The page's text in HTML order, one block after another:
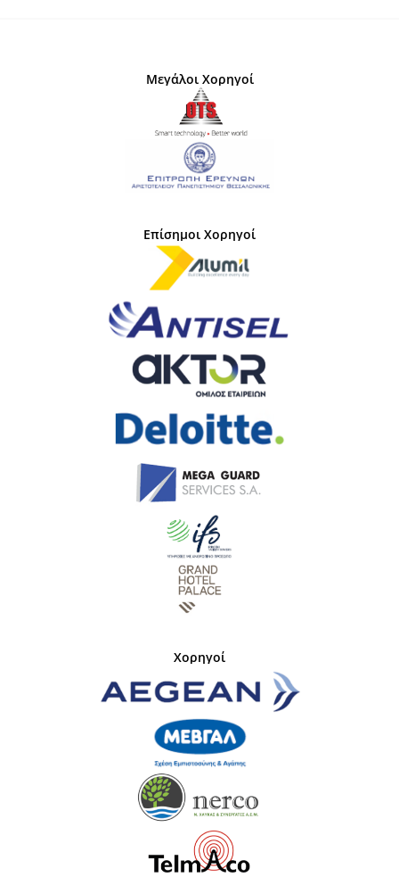
Μεγάλοι Χορηγοί
Επίσημοι Χορηγοί
Χορηγοί